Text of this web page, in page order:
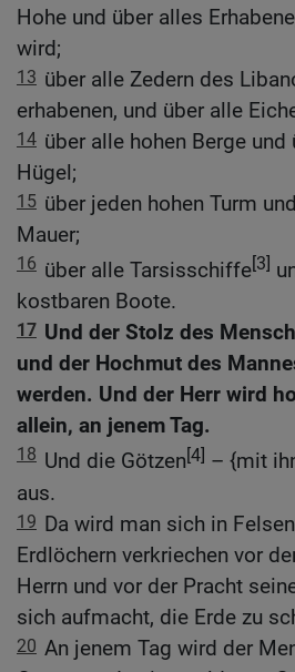
Hohe und über alles
wird;
13 über alle Zedern des
erhabenen, und über alle
14 über alle hohen Berge und
Hügel;
15 über jeden hohen Turm
Mauer;
16 über alle Tarsisschiffe[3]
kostbaren Boote.
17 Und der Stolz des
und der Hochmut des
werden. Und der Herr wird
allein, an jenem Tag.
18 Und die Götzen[4] – {mit
aus.
19 Da wird man sich in
Erdlöchern verkriechen vor
Herrn und vor der Pracht
sich aufmacht, die Erde zu
20 An jenem Tag wird der